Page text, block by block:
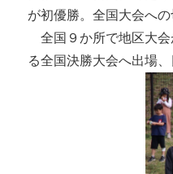
が初優勝。全国大会への
全国９か所で地区大会
る全国決勝大会へ出場、